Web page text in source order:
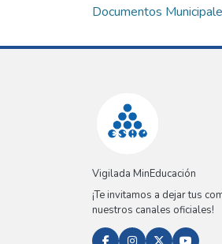
Documentos
Vigilada MinEducación
¡Te invitamos a dejar tus
nuestros canales oficiales!